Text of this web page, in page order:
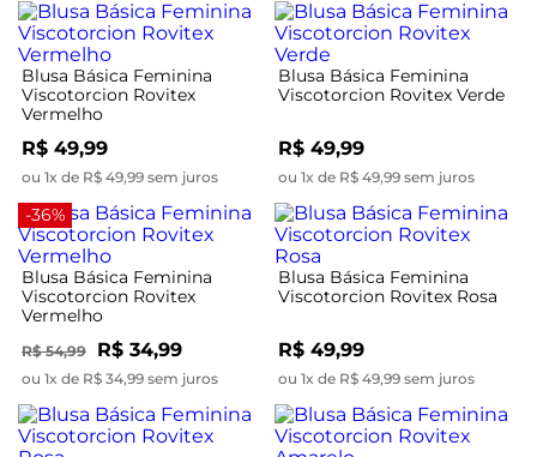
Blusa Básica Feminina
Viscotorcion Rovitex
Vermelho
R$ 49,99
ou 1x de R$ 49,99 sem juros
Blusa Básica Feminina
Viscotorcion Rovitex Verde
R$ 49,99
ou 1x de R$ 49,99 sem juros
-36%
Blusa Básica Feminina
Viscotorcion Rovitex
Vermelho
R$ 54,99 R$ 34,99
ou 1x de R$ 34,99 sem juros
Blusa Básica Feminina
Viscotorcion Rovitex Rosa
R$ 49,99
ou 1x de R$ 49,99 sem juros